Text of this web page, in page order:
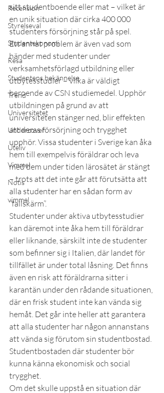
Recension
Styrelseval
Studentekonomi
Resa
Studentens bekännelse
Trend
Universitetet
Undercover
Uteliv
Vimmel
Notis
vimmel
sitt studentboende eller mat – vilket är
en unik situation där cirka 400 000
studenters försörjning står på spel.
Ett annat problem är även vad som
händer med studenter under
verksamhetsförlagd utbildning eller
utbytesstudier – vilka är väldigt
beroende av CSN studiemedel. Upphör
utbildningen på grund av att
universiteten stänger ned, blir effekten
att deras försörjning och trygghet
upphör. Vissa studenter i Sverige kan åka
hem till exempelvis föräldrar och leva
med dem under tiden lärosätet är stängt
– trots att det inte går att förutsätta att
alla studenter har en sådan form av
”fallskärm”.
Studenter under aktiva utbytesstudier
kan däremot inte åka hem till föräldrar
eller liknande, särskilt inte de studenter
som befinner sig i Italien, där landet för
tillfället är under total låsning. Det finns
även en risk att föräldrarna sitter i
karantän under den rådande situationen,
där en frisk student inte kan vända sig
hemåt. Det går inte heller att garantera
att alla studenter har någon annanstans
att vända sig förutom sin studentbostad.
Studentbostaden där studenter bör
kunna känna ekonomisk och social
trygghet.
Om det skulle uppstå en situation där